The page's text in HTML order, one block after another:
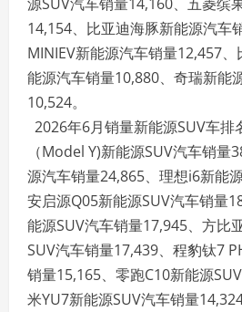
14,154、比亚迪海豚新能源汽车
MINIEV新能源汽车销量12,457
能源汽车销量10,880、奇瑞新能
10,524。
2026年6月销量新能源SUV车排
（Model Y)新能源SUV汽车销量
源汽车销量24,865、理想i6新能
安启源Q05新能源SUV汽车销量
能源SUV汽车销量17,945、方比
SUV汽车销量17,439、程豹钛7
销量15,165、零跑C10新能源
米YU7新能源SUV汽车销量